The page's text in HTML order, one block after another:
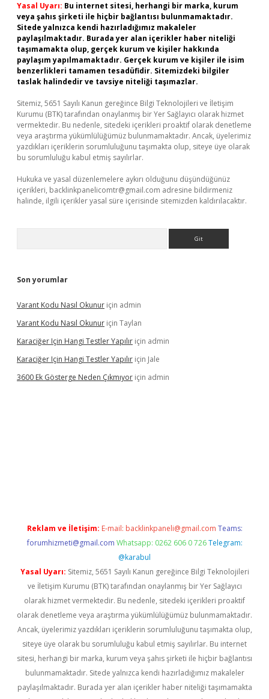
Yasal Uyarı: Bu internet sitesi, herhangi bir marka, kurum
veya şahıs şirketi ile hiçbir bağlantısı bulunmamaktadır.
Sitede yalnızca kendi hazırladığımız makaleler
paylaşılmaktadır. Burada yer alan içerikler haber niteliği
taşımamakta olup, gerçek kurum ve kişiler hakkında
paylaşım yapılmamaktadır. Gerçek kurum ve kişiler ile isim
benzerlikleri tamamen tesadüfidir. Sitemizdeki bilgiler
taslak halindedir ve tavsiye niteliği taşımazlar.
Sitemiz, 5651 Sayılı Kanun gereğince Bilgi Teknolojileri ve İletişim
Kurumu (BTK) tarafından onaylanmış bir Yer Sağlayıcı olarak hizmet
vermektedir. Bu nedenle, sitedeki içerikleri proaktif olarak denetleme
veya araştırma yükümlülüğümüz bulunmamaktadır. Ancak, üyelerimiz
yazdıkları içeriklerin sorumluluğunu taşımakta olup, siteye üye olarak
bu sorumluluğu kabul etmiş sayılırlar.
Hukuka ve yasal düzenlemelere aykırı olduğunu düşündüğünüz
içerikleri, backlinkpanelicomtr@gmail.com adresine bildirmeniz
halinde, ilgili içerikler yasal süre içerisinde sitemizden kaldırılacaktır.
Son yorumlar
Varant Kodu Nasıl Okunur için admin
Varant Kodu Nasıl Okunur için Taylan
Karaciğer Için Hangi Testler Yapılır için admin
Karaciğer Için Hangi Testler Yapılır için Jale
3600 Ek Gösterge Neden Çıkmıyor için admin
Reklam ve İletişim: E-mail: backlinkpaneli@gmail.com Teams:
forumhizmeti@gmail.com Whatsapp: 0262 606 0 726 Telegram:
@karabul
Yasal Uyarı: Sitemiz, 5651 Sayılı Kanun gereğince Bilgi Teknolojileri
ve İletişim Kurumu (BTK) tarafından onaylanmış bir Yer Sağlayıcı
olarak hizmet vermektedir. Bu nedenle, sitedeki içerikleri proaktif
olarak denetleme veya araştırma yükümlülüğümüz bulunmamaktadır.
Ancak, üyelerimiz yazdıkları içeriklerin sorumluluğunu taşımakta olup,
siteye üye olarak bu sorumluluğu kabul etmiş sayılırlar. Bu internet
sitesi, herhangi bir marka, kurum veya şahıs şirketi ile hiçbir bağlantısı
bulunmamaktadır. Sitede yalnızca kendi hazırladığımız makaleler
paylaşılmaktadır. Burada yer alan içerikler haber niteliği taşımamakta